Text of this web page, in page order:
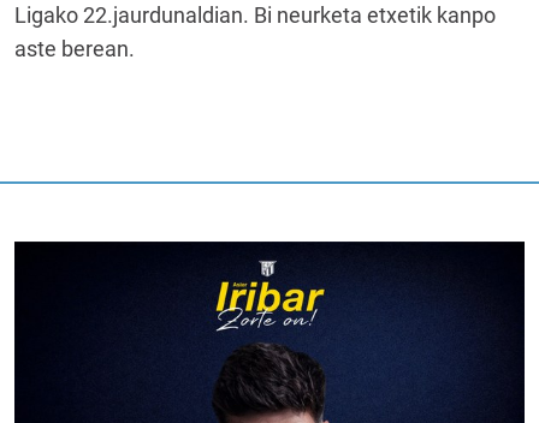
Ligako 22.jaurdunaldian. Bi neurketa etxetik kanpo
aste berean.